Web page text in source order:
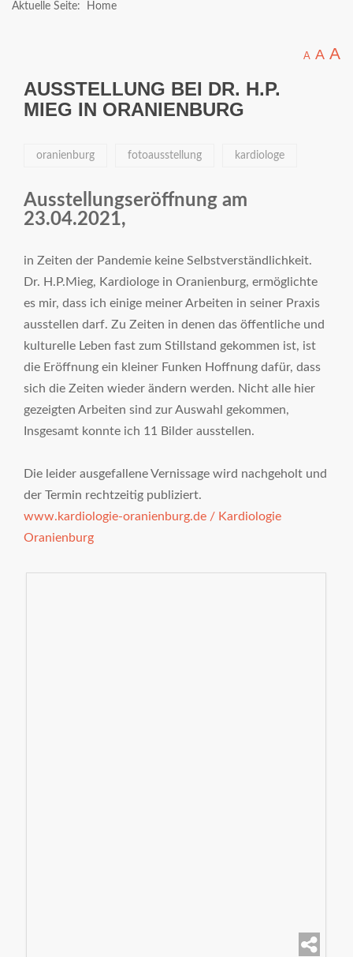
Aktuelle Seite: Home
A A A
AUSSTELLUNG BEI DR. H.P.
MIEG IN ORANIENBURG
oranienburg fotoausstellung kardiologe
Ausstellungseröffnung am
23.04.2021,
in Zeiten der Pandemie keine Selbstverständlichkeit.
Dr. H.P.Mieg, Kardiologe in Oranienburg, ermöglichte
es mir, dass ich einige meiner Arbeiten in seiner Praxis
ausstellen darf. Zu Zeiten in denen das öffentliche und
kulturelle Leben fast zum Stillstand gekommen ist, ist
die Eröffnung ein kleiner Funken Hoffnung dafür, dass
sich die Zeiten wieder ändern werden. Nicht alle hier
gezeigten Arbeiten sind zur Auswahl gekommen,
Insgesamt konnte ich 11 Bilder ausstellen.
Die leider ausgefallene Vernissage wird nachgeholt und
der Termin rechtzeitig publiziert.
www.kardiologie-oranienburg.de / Kardiologie
Oranienburg